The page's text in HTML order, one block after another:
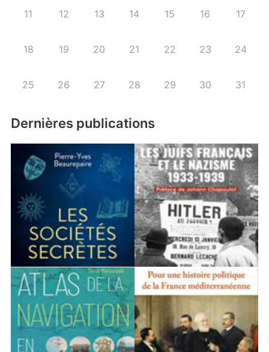
11 12 13 14 15 16 17
18 19 20 21 22 23 24
25 26 27 28 29 30 31
Dernières publications